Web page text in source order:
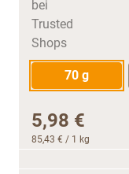
70 g
5,98 €
85,43 € / 1 kg